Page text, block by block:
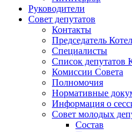
Руководители
Совет депутатов
Контакты
Председатель
Специалисты
Список депутатов
Комиссии Совета
Полномочия
Нормативные
Информация о
Совет молодых
Состав